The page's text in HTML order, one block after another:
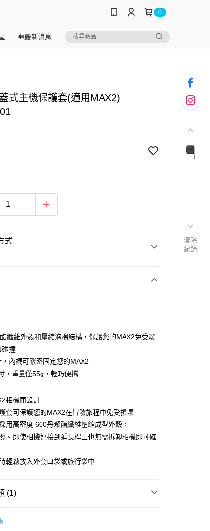
0
🔊最新消息
式主機保護套(適用MAX2)
式
每期NT$330 21家銀行
銀行
彰化商業銀行
銀行
兆豐國際商業銀行
銀行
商業銀行
遠東國際商業銀行
星展（台灣）商業銀行
銀行
中國信託商業銀行
卡公司
每期
銀行
第一商業銀行
彰化商業銀行
銀行
銀行
商業銀行
華泰商業銀行
遠東國際商業銀行
永豐商業銀行
銀行
卡公司
纖維外殼和壓縮泡棉結構，保護您的MAX2免受潑
碰撞
，內襯可緊密固定您的MAX2
，重量僅55g，輕巧便攜
相機而設計
套可保護您的MAX2在冒險旅程中免受損​​壞
用高密度 600丹聚酯纖維壓縮成型外殼，
。即使相機連接到延長桿上也無需拆卸相機即可確
輕鬆放入外套口袋或旅行袋中
(1)
清除
紀錄